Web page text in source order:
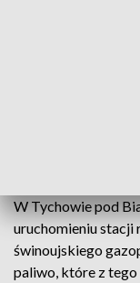
W Tychowie pod
uruchomieniu stacji
świnoujskiego
paliwo, które z